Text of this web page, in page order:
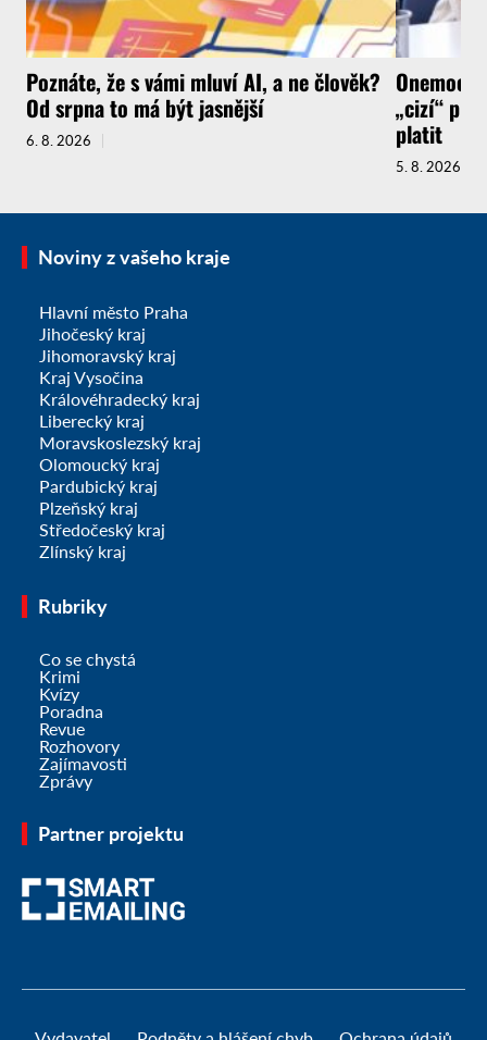
Poznáte, že s vámi mluví AI, a ne člověk?
Od srpna to má být jasnější
6. 8. 2026
„cizí“
platit
5. 8. 2026
Noviny z vašeho kraje
Hlavní město Praha
Jihočeský kraj
Jihomoravský kraj
Kraj Vysočina
Královéhradecký kraj
Liberecký kraj
Moravskoslezský kraj
Olomoucký kraj
Pardubický kraj
Plzeňský kraj
Středočeský kraj
Zlínský kraj
Rubriky
Co se chystá
Krimi
Kvízy
Poradna
Revue
Rozhovory
Zajímavosti
Zprávy
Partner projektu